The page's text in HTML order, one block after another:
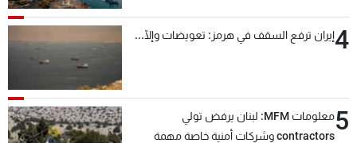
4إيران ترفع السقف في هرمز: تعويضات وإلّا...
5
معلومات MFM: لبنان يرفض تولي
contractors وشركات أمنية خاصة مهمة